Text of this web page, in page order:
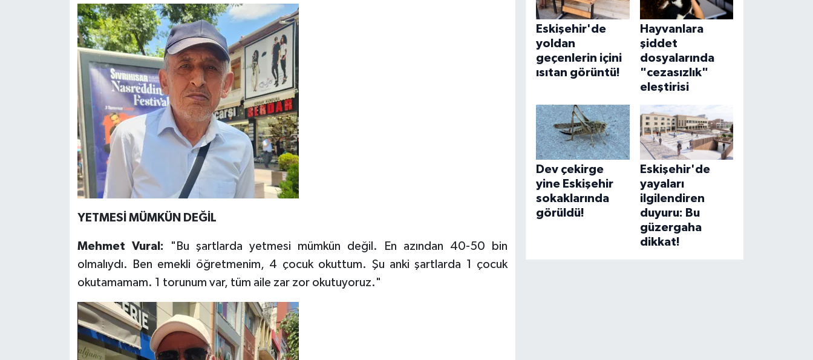
YETMESİ MÜMKÜN DEĞİL
Mehmet Vural: "Bu şartlarda yetmesi mümkün değil. En azından 40-50 bin
olmalıydı. Ben emekli öğretmenim, 4 çocuk okuttum. Şu anki şartlarda 1 çocuk
okutamamam. 1 torunum var, tüm aile zar zor okutuyoruz."
Eskişehir'de
yoldan
geçenlerin içini
ısıtan görüntü!
Hayvanlara
şiddet
dosyalarında
"cezasızlık"
eleştirisi
Dev çekirge
yine Eskişehir
sokaklarında
görüldü!
Eskişehir'de
yayaları
ilgilendiren
duyuru: Bu
güzergaha
dikkat!